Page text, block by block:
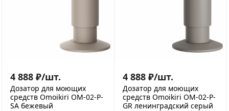
4 888 ₽/шт.
Дозатор для моющих
средств Omoikiri OM-02-P-
SA бежевый
4 888 ₽/шт.
Дозатор для моющих
средств Omoikiri OM-02-P-
GR ленинградский серый